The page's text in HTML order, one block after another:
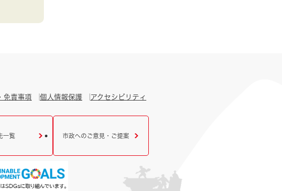
免責事項 個人情報保護 アクセシビリティ
一覧 市政へのご意見・ご提案